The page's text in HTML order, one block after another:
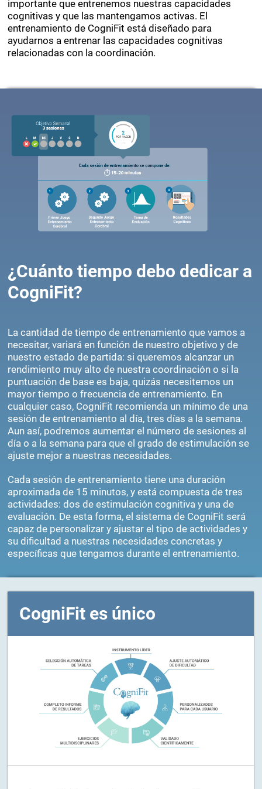
importante que entrenemos nuestras capacidades
cognitivas y que las mantengamos activas. El
entrenamiento de CogniFit está diseñado para
ayudarnos a entrenar las capacidades cognitivas
relacionadas con la coordinación.
¿Cuánto tiempo debo dedicar a
CogniFit?
La cantidad de tiempo de entrenamiento que vamos a
necesitar, variará en función de nuestro objetivo y de
nuestro estado de partida: si queremos alcanzar un
rendimiento muy alto de nuestra coordinación o si la
puntuación de base es baja, quizás necesitemos un
mayor tiempo o frecuencia de entrenamiento. En
cualquier caso, CogniFit recomienda un mínimo de una
sesión de entrenamiento al día, tres días a la semana.
Aun así, podremos aumentar el número de sesiones al
día o a la semana para que el grado de estimulación se
ajuste mejor a nuestras necesidades.
Cada sesión de entrenamiento tiene una duración
aproximada de 15 minutos, y está compuesta de tres
actividades: dos de estimulación cognitiva y una de
evaluación. De esta forma, el sistema de CogniFit será
capaz de personalizar y ajustar el tipo de actividades y
su dificultad a nuestras necesidades concretas y
específicas que tengamos durante el entrenamiento.
CogniFit es único